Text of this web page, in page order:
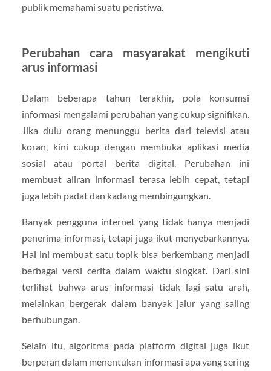
publik memahami suatu peristiwa.
Perubahan cara masyarakat mengikuti
arus informasi
Dalam beberapa tahun terakhir, pola konsumsi
informasi mengalami perubahan yang cukup signifikan.
Jika dulu orang menunggu berita dari televisi atau
koran, kini cukup dengan membuka aplikasi media
sosial atau portal berita digital. Perubahan ini
membuat aliran informasi terasa lebih cepat, tetapi
juga lebih padat dan kadang membingungkan.
Banyak pengguna internet yang tidak hanya menjadi
penerima informasi, tetapi juga ikut menyebarkannya.
Hal ini membuat satu topik bisa berkembang menjadi
berbagai versi cerita dalam waktu singkat. Dari sini
terlihat bahwa arus informasi tidak lagi satu arah,
melainkan bergerak dalam banyak jalur yang saling
berhubungan.
Selain itu, algoritma pada platform digital juga ikut
berperan dalam menentukan informasi apa yang sering